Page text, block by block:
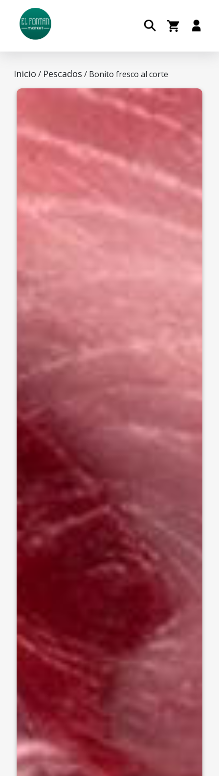
Inicio / Pescados / Bonito fresco al corte